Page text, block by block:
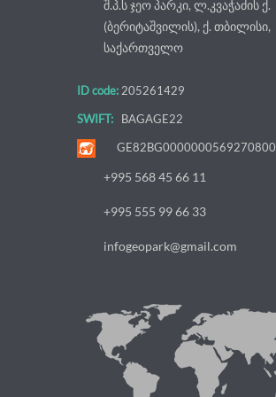
შ.პ.ს ჯეო პარკი, ლ.კვაჭაძის ქ.
(ბერიტაშვილის), ქ. თბილისი,
საქართველო
ID code: 205261429
SWIFT:
BAGAGE22
GE82BG0000000569270800
+995 568 45 66 11
+995 555 99 66 33
infogeopark@gmail.com